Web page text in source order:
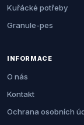
Kuřácké potřeby
Granule-pes
INFORMACE
O nás
Kontakt
Ochrana osobních